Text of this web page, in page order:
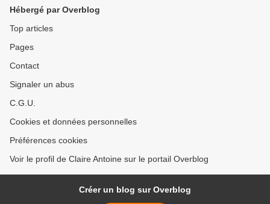
Hébergé par Overblog
Top articles
Pages
Contact
Signaler un abus
C.G.U.
Cookies et données personnelles
Préférences cookies
Voir le profil de Claire Antoine sur le portail Overblog
Créer un blog sur Overblog